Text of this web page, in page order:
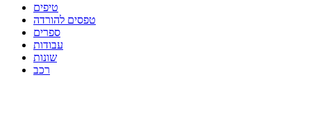
טיפים
טפסים להורדה
ספרים
עבודות
שונות
רכב